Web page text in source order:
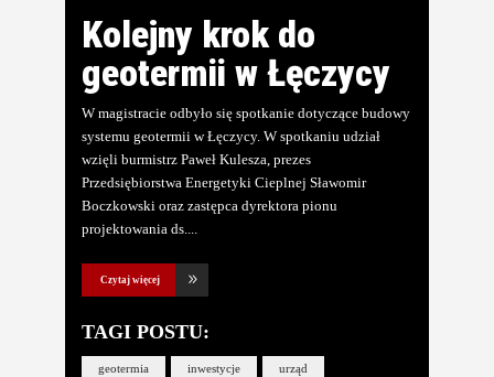
Kolejny krok do
geotermii w Łęczycy
W magistracie odbyło się spotkanie dotyczące budowy
systemu geotermii w Łęczycy. W spotkaniu udział
wzięli burmistrz Paweł Kulesza, prezes
Przedsiębiorstwa Energetyki Cieplnej Sławomir
Boczkowski oraz zastępca dyrektora pionu
projektowania ds.
Czytaj więcej
TAGI POSTU:
geotermia inwestycje urząd